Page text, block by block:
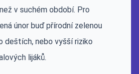
v suchém období. Pro
únor buď přírodní zelenou
deštích, nebo vyšší riziko
lijáků.